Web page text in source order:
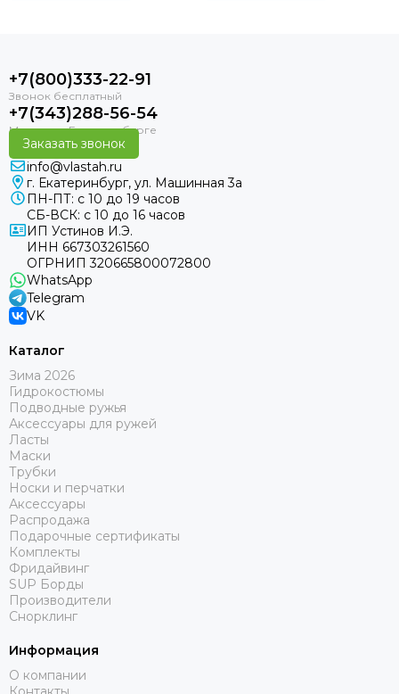
+7(800)333-22-91
+7(343)288-56-54
Заказать звонок
info@vlastah.ru
г. Екатеринбург, ул. Машинная 3а
ПН-ПТ: с 10 до 19 часов
СБ-ВСК: с 10 до 16 часов
ИП Устинов И.Э.
ИНН 667303261560
ОГРНИП 320665800072800
WhatsApp
Telegram
VK
Каталог
Зима 2026
Гидрокостюмы
Подводные ружья
Аксессуары для ружей
Ласты
Маски
Трубки
Носки и перчатки
Аксессуары
Распродажа
Подарочные сертификаты
Комплекты
Фридайвинг
SUP Борды
Производители
Снорклинг
Информация
О компании